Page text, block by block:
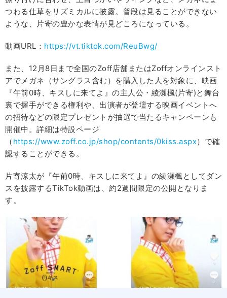
つわる仕草をリズミカルに披露。普段は見ることができない
ような、片寄の豊かな表情が見どころになっている。
動画URL： https://vt.tiktok.com/ReuBwg/
また、12月8日まで全国のZoff店舗またはZoffオンラインスト
アでメガネ（サングラス含む）を購入した人を対象に、映画
『午前0時、キスしに来てよ』の主人公・綾瀬楓(片寄)と舞台
裏で握手ができる権利や、出演者が登壇する映画イベントへ
の招待などの限定プレゼントが抽選で当たるキャンペーンも
開催中。詳細は特設ページ
（ https://www.zoff.co.jp/shop/contents/0kiss.aspx）で確
認することができる。
片寄涼太が『午前0時、キスしに来てよ』の綾瀬楓としてダン
スを披露するTikTok動画は、約2週間限定の公開となりま
す。